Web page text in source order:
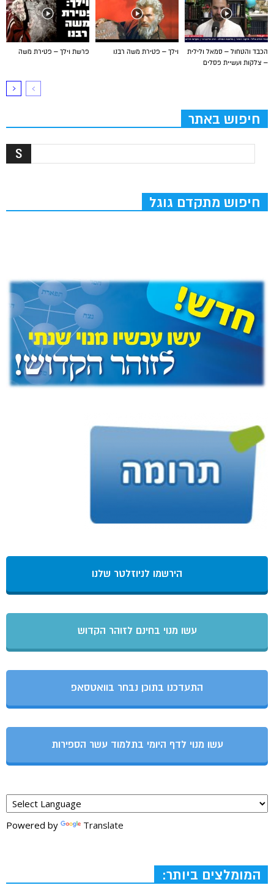
פרשת וילך – פטירת משה וילך – פטירת משה רבנו
הכבד והטחול – סמאל ולילית
– צלקות ועשיית פסלים
חיפוש באתר
חיפוש מתקדם גוגל
הירשמו לניוזלטר שלנו
עשו מנוי בחינם לזוהר הקדוש
התעדכנו בתוכן נבחר בוואטסאפ
עשו מנוי לדף היומי בתלמוד עשר הספירות
Powered by Translate
המומלצים ביותר: